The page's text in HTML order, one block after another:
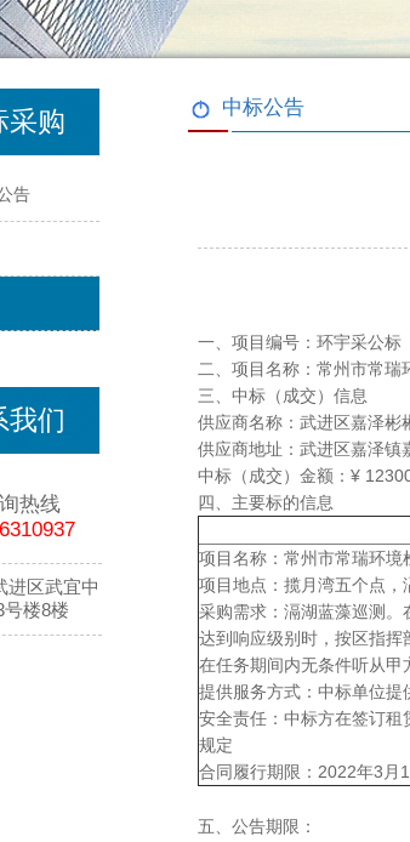
采购
告
我们
热线
进区武宜中
楼8楼
中标公告
一、项目编号：环宇采公标
二、项目名称：常州市常瑞
三、中标（成交）信息
供应商名称：武进区嘉泽彬
供应商地址：武进区嘉泽镇
中标（成交）金额：¥
四、主要标的信息
项目名称：常州市常瑞环境
项目地点：揽月湾五个点，
采购需求：滆湖蓝藻巡测。
达到响应级别时，按区指
在任务期间内无条件听从甲
提供服务方式：中标单位
安全责任：中标方在签订
规定
合同履行期限：2022年3月
五、公告期限：